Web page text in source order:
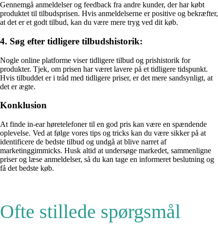
Gennemgå anmeldelser og feedback fra andre kunder, der har købt
produktet til tilbudsprisen. Hvis anmeldelserne er positive og bekræfter,
at det er et godt tilbud, kan du være mere tryg ved dit køb.
4. Søg efter tidligere tilbudshistorik:
Nogle online platforme viser tidligere tilbud og prishistorik for
produkter. Tjek, om prisen har været lavere på et tidligere tidspunkt.
Hvis tilbuddet er i tråd med tidligere priser, er det mere sandsynligt, at
det er ægte.
Konklusion
At finde in-ear høretelefoner til en god pris kan være en spændende
oplevelse. Ved at følge vores tips og tricks kan du være sikker på at
identificere de bedste tilbud og undgå at blive narret af
marketinggimmicks. Husk altid at undersøge markedet, sammenligne
priser og læse anmeldelser, så du kan tage en informeret beslutning og
få det bedste køb.
Ofte stillede spørgsmål